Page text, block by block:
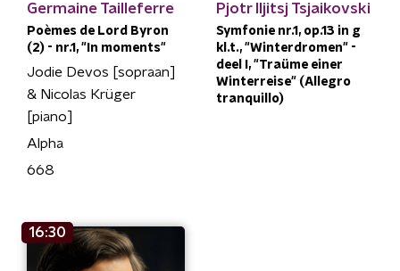
Germaine Tailleferre
Poèmes de Lord Byron
(2) - nr.1, "In moments"
Jodie Devos [sopraan]
& Nicolas Krüger
[piano]
Alpha
668
Pjotr Iljitsj Tsjaikovski
Symfonie nr.1, op.13 in g
kl.t., "Winterdromen" -
deel I, "Traüme einer
Winterreise" (Allegro
tranquillo)
16:30